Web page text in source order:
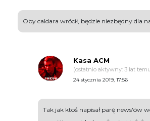
Oby caldara wrócił, będzie niezbędny dla
Kasa ACM
(ostatnio aktywny: 3 lat
24 stycznia 2019, 17:56
Tak jak ktoś napisał parę news'ów